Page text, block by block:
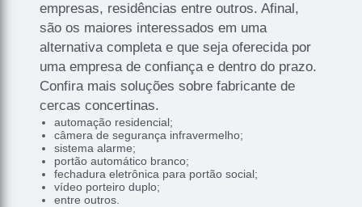
empresas, residências entre outros. Afinal,
são os maiores interessados em uma
alternativa completa e que seja oferecida por
uma empresa de confiança e dentro do prazo.
Confira mais soluções sobre fabricante de
cercas concertinas.
automação residencial;
câmera de segurança infravermelho;
sistema alarme;
portão automático branco;
fechadura eletrônica para portão social;
vídeo porteiro duplo;
entre outros.